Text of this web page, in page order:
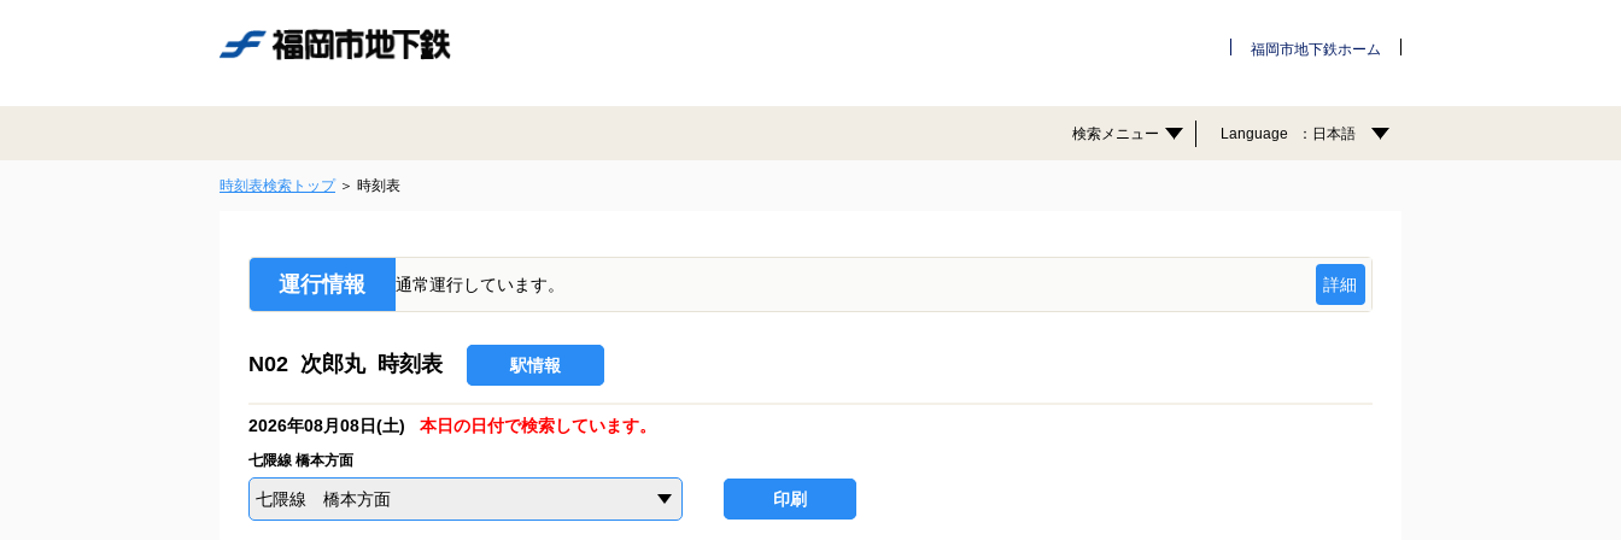
福岡市地下鉄ホーム
検索メニュー Language 日本語
時刻表検索トップ 時刻表
運行情報 通常運行しています。 詳細
N02 次郎丸 時刻表 駅情報
2026年08月08日(土) 本日の日付で検索しています。
七隈線 橋本方面
七隈線 橋本方面 印刷